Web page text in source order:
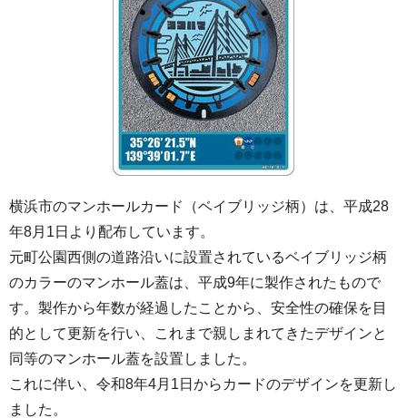
横浜市のマンホールカード（ベイブリッジ柄）は、平成28
年8月1日より配布しています。
元町公園西側の道路沿いに設置されているベイブリッジ柄
のカラーのマンホール蓋は、平成9年に製作されたもので
す。製作から年数が経過したことから、安全性の確保を目
的として更新を行い、これまで親しまれてきたデザインと
同等のマンホール蓋を設置しました。
これに伴い、令和8年4月1日からカードのデザインを更新し
ました。